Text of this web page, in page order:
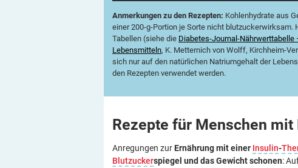
Anmerkungen zu den Rezepten: Kohlenhydrate aus
einer 200-g-Portion je Sorte nicht blutzuckerwirksam.
Tabellen (siehe die Diabetes-Journal-Nährwerttabelle
Lebensmitteln, K. Metternich von Wolff, Kirchheim-
sich nur auf den natürlichen Natriumgehalt der
den Rezepten verwendet werden.
Rezepte für Menschen mit
Anregungen zur Ernährung mit einer Insulin-
Blutzuckerspiegel und das Gewicht schonen: